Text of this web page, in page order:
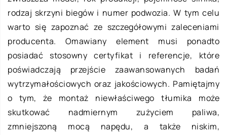
rodzaj skrzyni biegów i numer podwozia. W tym celu
warto się zapoznać ze szczegółowymi zaleceniami
producenta. Omawiany element musi ponadto
posiadać stosowny certyfikat i referencje, które
poświadczają przejście zaawansowanych badań
wytrzymałościowych oraz jakościowych. Pamiętajmy
o tym, że montaż niewłaściwego tłumika może
skutkować nadmiernym zużyciem paliwa,
zmniejszoną mocą napędu, a także niskim,